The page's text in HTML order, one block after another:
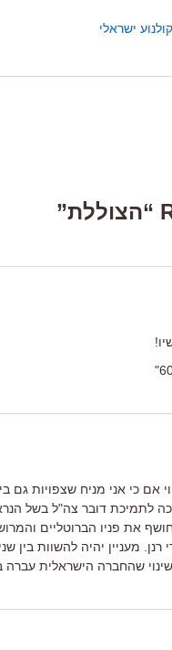
קולנוע ישראלי
אם כי אני מניח שצפויות גם
לתמיכת דובר צה"ל בשל
המתרחש בכלא 6 וחושף את פניו
רנן. מעניין יהיה להשוות בין
שהחברה הישראלית עברה